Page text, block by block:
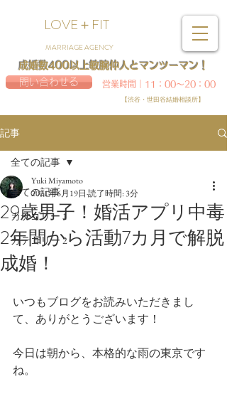
LOVE＋FIT
MARRIAGE AGENCY
問い合わせる
【渋谷・世田谷結婚相談所】
成婚数400以上敏腕仲人とマンツーマン！
営業時間｜11：00～20：00
記事
全ての記事
カテゴリー 1
カテゴリー 2
全ての記事
29歳男子！婚活アプリ中毒
2年間から活動7カ月で解脱
成婚！
Yuki Miyamoto
2021年6月19日 読了時間: 3分
いつもブログをお読みいただきまし
て、ありがとうございます！
今日は朝から、本格的な雨の東京です
ね。